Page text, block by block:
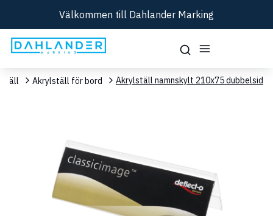
Välkommen till Dahlander Marking
Akrylställ för bord Akrylställ namnskylt 210x75 dubbelsidig